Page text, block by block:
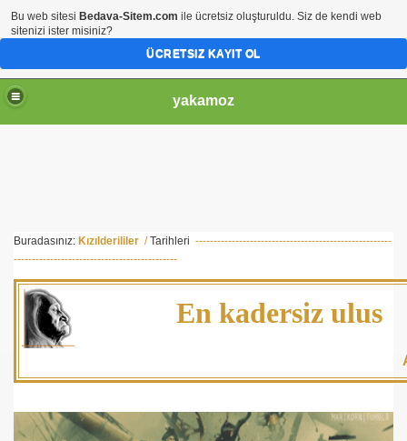
yakamoz
Buradasınız: Kızılderililer /Tarihleri ------------------------------------------------------
---------------------------------------------
En kadersiz ulus
Bu web sitesi Bedava-Sitem.com ile ücretsiz oluşturuldu. Siz de kendi web
sitenizi ister misiniz?
ÜCRETSIZ KAYIT OL